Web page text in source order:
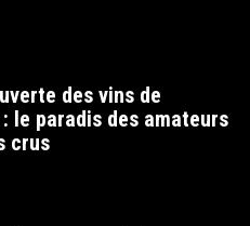
des vins de
le paradis des amateurs
crus